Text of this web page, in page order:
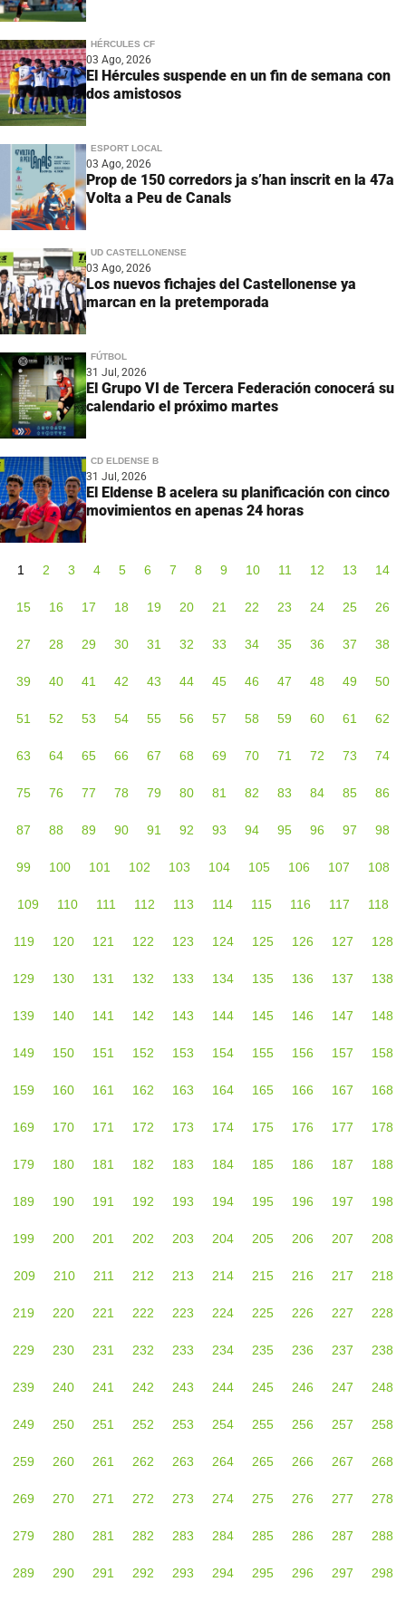
HÉRCULES CF
03 Ago, 2026
El Hércules suspende en un fin de semana con
dos amistosos
ESPORT LOCAL
03 Ago, 2026
Prop de 150 corredors ja s’han inscrit en la 47a
Volta a Peu de Canals
UD CASTELLONENSE
03 Ago, 2026
Los nuevos fichajes del Castellonense ya
marcan en la pretemporada
FÚTBOL
31 Jul, 2026
El Grupo VI de Tercera Federación conocerá su
calendario el próximo martes
CD ELDENSE B
31 Jul, 2026
El Eldense B acelera su planificación con cinco
movimientos en apenas 24 horas
1 2 3 4 5 6 7 8 9 10 11 12 13 14
15 16 17 18 19 20 21 22 23 24 25 26
27 28 29 30 31 32 33 34 35 36 37 38
39 40 41 42 43 44 45 46 47 48 49 50
51 52 53 54 55 56 57 58 59 60 61 62
63 64 65 66 67 68 69 70 71 72 73 74
75 76 77 78 79 80 81 82 83 84 85 86
87 88 89 90 91 92 93 94 95 96 97 98
99 100 101 102 103 104 105 106 107 108
109 110 111 112 113 114 115 116 117 118
119 120 121 122 123 124 125 126 127 128
129 130 131 132 133 134 135 136 137 138
139 140 141 142 143 144 145 146 147 148
149 150 151 152 153 154 155 156 157 158
159 160 161 162 163 164 165 166 167 168
169 170 171 172 173 174 175 176 177 178
179 180 181 182 183 184 185 186 187 188
189 190 191 192 193 194 195 196 197 198
199 200 201 202 203 204 205 206 207 208
209 210 211 212 213 214 215 216 217 218
219 220 221 222 223 224 225 226 227 228
229 230 231 232 233 234 235 236 237 238
239 240 241 242 243 244 245 246 247 248
249 250 251 252 253 254 255 256 257 258
259 260 261 262 263 264 265 266 267 268
269 270 271 272 273 274 275 276 277 278
279 280 281 282 283 284 285 286 287 288
289 290 291 292 293 294 295 296 297 298